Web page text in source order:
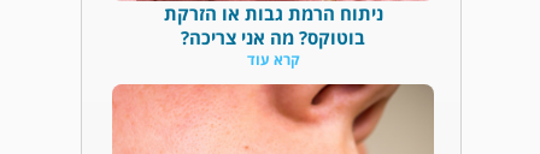
ניתוח הרמת גבות או הזרקת
בוטוקס? מה אני צריכה?
קרא עוד